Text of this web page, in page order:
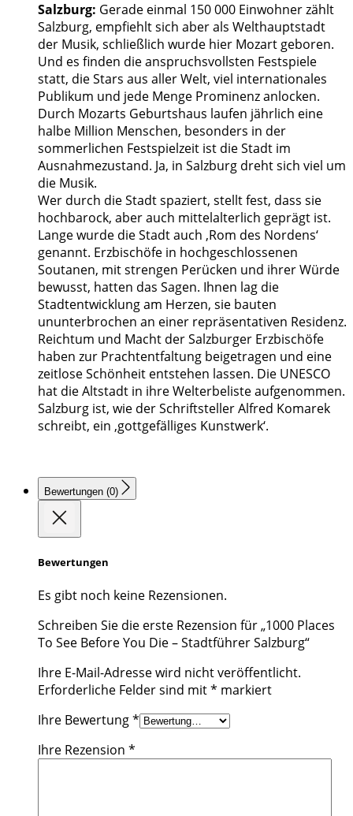
Salzburg: Gerade einmal 150 000 Einwohner zählt
Salzburg, empfiehlt sich aber als Welthauptstadt
der Musik, schließlich wurde hier Mozart geboren.
Und es finden die anspruchsvollsten Festspiele
statt, die Stars aus aller Welt, viel internationales
Publikum und jede Menge Prominenz anlocken.
Durch Mozarts Geburtshaus laufen jährlich eine
halbe Million Menschen, besonders in der
sommerlichen Festspielzeit ist die Stadt im
Ausnahmezustand. Ja, in Salzburg dreht sich viel um
die Musik.
Wer durch die Stadt spaziert, stellt fest, dass sie
hochbarock, aber auch mittelalterlich geprägt ist.
Lange wurde die Stadt auch ‚Rom des Nordens‘
genannt. Erzbischöfe in hochgeschlossenen
Soutanen, mit strengen Perücken und ihrer Würde
bewusst, hatten das Sagen. Ihnen lag die
Stadtentwicklung am Herzen, sie bauten
ununterbrochen an einer repräsentativen Residenz.
Reichtum und Macht der Salzburger Erzbischöfe
haben zur Prachtentfaltung beigetragen und eine
zeitlose Schönheit entstehen lassen. Die UNESCO
hat die Altstadt in ihre Welterbeliste aufgenommen.
Salzburg ist, wie der Schriftsteller Alfred Komarek
schreibt, ein ‚gottgefälliges Kunstwerk‘.
Bewertungen (0)
Bewertungen
Es gibt noch keine Rezensionen.
Schreiben Sie die erste Rezension für „1000 Places
To See Before You Die – Stadtführer Salzburg“
Ihre E-Mail-Adresse wird nicht veröffentlicht.
Erforderliche Felder sind mit* markiert
Ihre Bewertung*
Ihre Rezension *